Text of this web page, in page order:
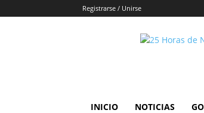
Registrarse / Unirse
INICIO NOTICIAS